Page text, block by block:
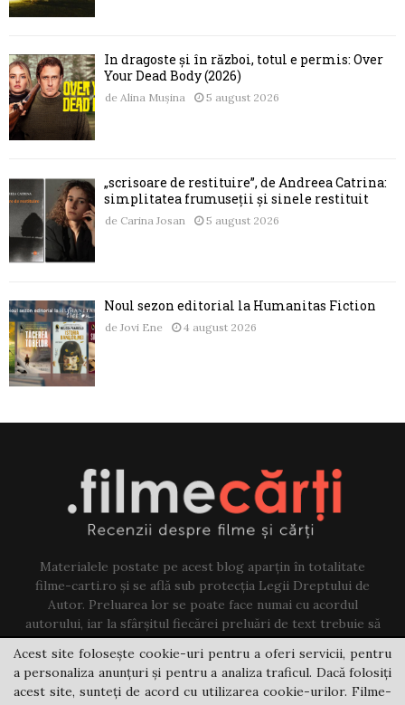
În dragoste și în război, totul e permis: Over
Your Dead Body (2026)
de Alina Mușina 5 august 2026
„scrisoare de restituire”, de Andreea Catrina:
simplitatea frumuseții și sinele restituit
de Carina Josan 5 august 2026
Noul sezon editorial la Humanitas Fiction
de Jovi Ene 4 august 2026
Materialele postate pe acest blog aparțin în totalitate
filme-carti.ro și se află sub protecția Legii Dreptului de
Autor. Preluarea lor se poate face numai cu acordul
autorului, iar la sfârșitul fiecărei preluări de text trebuie să
existe un link către acest blog.
Contact us:jovi@filme-carti.ro
Acest site folosește cookie-uri pentru a oferi servicii, pentru
a personaliza anunțuri și pentru a analiza traficul. Dacă folosiți
acest site, sunteți de acord cu utilizarea cookie-urilor. Filme-